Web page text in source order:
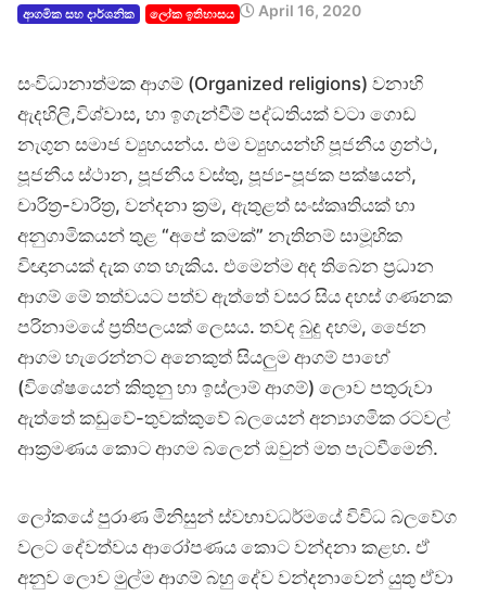
ආගමික සහ දාර්ශනික ලෝක ඉතිහාසය April 16, 2020
සංවිධානාත්මක ආගම් (Organized religions) වනාහි
ඇදහිලි,විශ්වාස, හා ඉගැන්වීම් පද්ධතියක් වටා ගොඩ
නැගුන සමාජ ව්‍යුහයන්ය. එම ව්‍යුහයන්හි පූජනීය ග්‍රන්ථ,
පූජනීය ස්ථාන, පූජනීය වස්තු, පූජ්‍ය-පූජක පක්ෂයන්,
චාරිත්‍ර-වාරිත්‍ර, වන්දනා ක්‍රම, ඇතුළත් සංස්කෘතියක් හා
අනුගාමිකයන් තුළ “අපේ කමක්” නැතිනම් සාමූහික
විඥානයක් දැක ගත හැකිය. එමෙන්ම අද තිබෙන ප්‍රධාන
ආගම් මේ තත්වයට පත්ව ඇත්තේ වසර සිය දහස් ගණනක
පරිනාමයේ ප්‍රතිපලයක් ලෙසය. තවද බුදු දහම, ජෛන
ආගම හැරෙන්නට අනෙකුත් සියලුම ආගම් පාහේ
(විශේෂයෙන් කිතුනු හා ඉස්ලාම් ආගම්) ලොව පතුරුවා
ඇත්තේ කඩුවේ-තුවක්කුවේ බලයෙන් අන්‍යාගමික රටවල්
ආක්‍රමණය කොට ආගම බලෙන් ඔවුන් මත පැටවීමෙනි.
ලෝකයේ පුරාණ මිනිසුන් ස්වභාවධර්මයේ විවිධ බලවේග
වලට දේවත්වය ආරෝපණය කොට වන්දනා කළහ. ඒ
අනුව ලොව මුල්ම ආගම් බහු දේව වන්දනාවෙන් යුතු ඒවා